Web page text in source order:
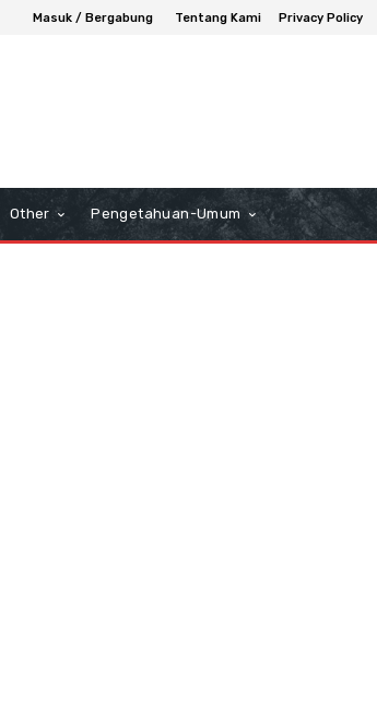
Masuk / Bergabung Tentang Kami Privacy Policy
Other Pengetahuan-Umum